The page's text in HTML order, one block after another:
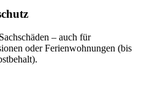
– auch für
oder Ferienwohnungen (bis